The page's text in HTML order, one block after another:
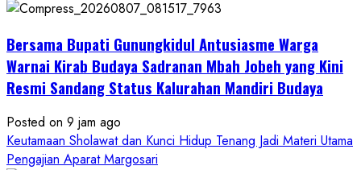
Bersama Bupati Gunungkidul Antusiasme Warga
Warnai Kirab Budaya Sadranan Mbah Jobeh yang Kini
Resmi Sandang Status Kalurahan Mandiri Budaya
Posted on 9 jam ago
Keutamaan Sholawat dan Kunci Hidup Tenang Jadi Materi Utama
Pengajian Aparat Margosari